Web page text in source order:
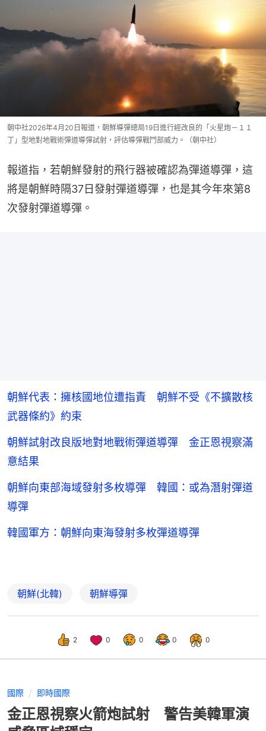
朝中社2026年4月20日報道，朝鮮導彈總局19日進行經改良的「火星炮－１１
丁」型地對地戰術彈道導彈試射，評估導彈戰鬥部威力。（朝中社）
報道指，若朝鮮發射的飛行器被確認為彈道導彈，這
將是朝鮮時隔37日發射彈道導彈，也是其今年來第8
次發射彈道導彈。
朝鮮代表：擁核國地位遭指責 朝鮮不受《不擴散核
武器條約》約束
朝鮮試射改良版地對地戰術彈道導彈 金正恩視察滿
意結果
朝鮮向東部海域發射多枚導彈 韓國：或為潛射彈道
導彈
韓國軍方：朝鮮向東海發射多枚彈道導彈
朝鮮(北韓) 朝鮮導彈
2 0 0 0 0
國際 即時國際
金正恩視察火箭炮試射 警告美韓軍演